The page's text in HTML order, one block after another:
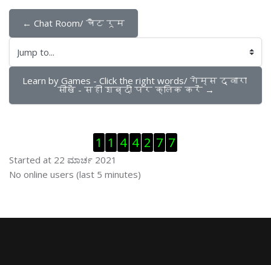
← Chat Room/ चैट रूम
Jump to...
Learn by Games - Click the right words/ गेम्स द्वारा
सीखें - सही शब्दों पर क्लिक करें →
ಬದಲಿಸು Visitor Counter
1 1 4 4 2 7 7
Started at 22 ಮಾರ್ಚ 2021
ಬದಲಿಸು ನೇರಜಾಲದಲ್ಲಿರುವ ಬಳಕೆದಾರರು
No online users (last 5 minutes)